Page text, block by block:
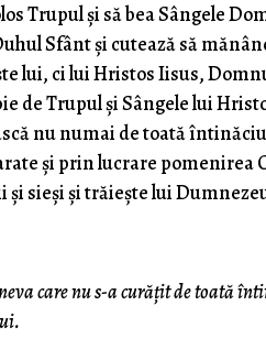
Trupul şi să bea Sângele
Sfânt şi cutează să
lui, ci lui Hristos Iisus,
de Trupul şi Sângele lui
nu numai de toată
şi prin lucrare
sieşi şi trăieşte lui
care nu s-a curăţit de toată